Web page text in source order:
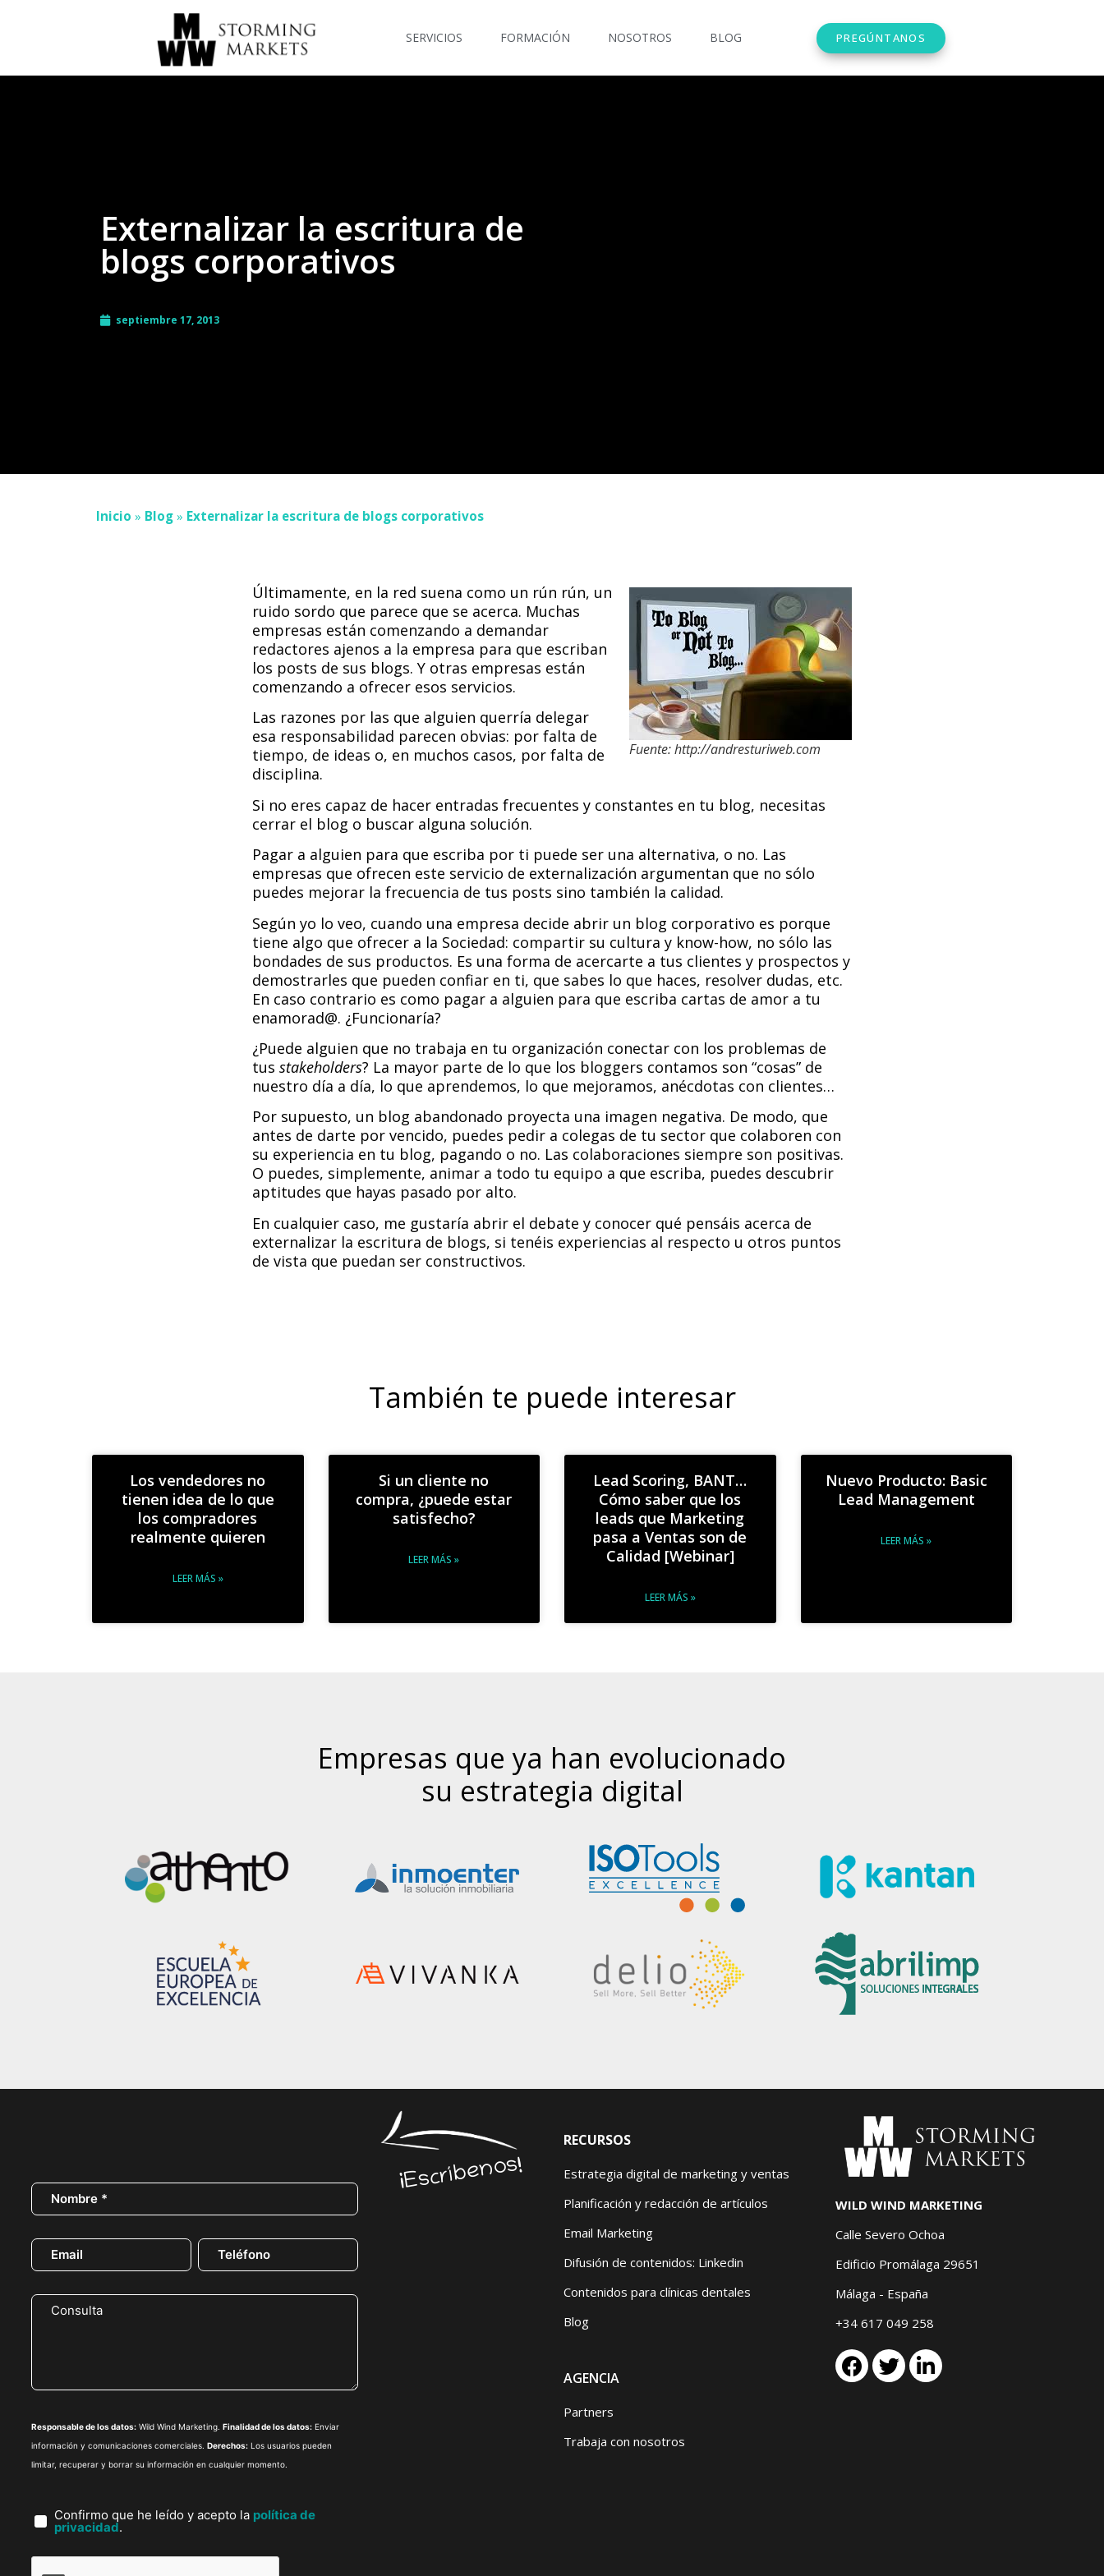
SERVICIOS FORMACIÓN NOSOTROS BLOG PREGÚNTANOS
Externalizar la escritura de
blogs corporativos
septiembre 17, 2013
Inicio » Blog » Externalizar la escritura de blogs corporativos
Fuente: http://andresturiweb.com
Últimamente, en la red suena como un rún rún, un
ruido sordo que parece que se acerca. Muchas
empresas están comenzando a demandar
redactores ajenos a la empresa para que escriban
los posts de sus blogs. Y otras empresas están
comenzando a ofrecer esos servicios.
Las razones por las que alguien querría delegar
esa responsabilidad parecen obvias: por falta de
tiempo, de ideas o, en muchos casos, por falta de
disciplina.
Si no eres capaz de hacer entradas frecuentes y constantes en tu blog, necesitas
cerrar el blog o buscar alguna solución.
Pagar a alguien para que escriba por ti puede ser una alternativa, o no. Las
empresas que ofrecen este servicio de externalización argumentan que no sólo
puedes mejorar la frecuencia de tus posts sino también la calidad.
Según yo lo veo, cuando una empresa decide abrir un blog corporativo es porque
tiene algo que ofrecer a la Sociedad: compartir su cultura y know-how, no sólo las
bondades de sus productos. Es una forma de acercarte a tus clientes y prospectos y
demostrarles que pueden confiar en ti, que sabes lo que haces, resolver dudas, etc.
En caso contrario es como pagar a alguien para que escriba cartas de amor a tu
enamorad@. ¿Funcionaría?
¿Puede alguien que no trabaja en tu organización conectar con los problemas de
tus stakeholders? La mayor parte de lo que los bloggers contamos son “cosas” de
nuestro día a día, lo que aprendemos, lo que mejoramos, anécdotas con clientes…
Por supuesto, un blog abandonado proyecta una imagen negativa. De modo, que
antes de darte por vencido, puedes pedir a colegas de tu sector que colaboren con
su experiencia en tu blog, pagando o no. Las colaboraciones siempre son positivas.
O puedes, simplemente, animar a todo tu equipo a que escriba, puedes descubrir
aptitudes que hayas pasado por alto.
En cualquier caso, me gustaría abrir el debate y conocer qué pensáis acerca de
externalizar la escritura de blogs, si tenéis experiencias al respecto u otros puntos
de vista que puedan ser constructivos.
También te puede interesar
Los vendedores no
tienen idea de lo que
los compradores
realmente quieren
LEER MÁS »
Si un cliente no
compra, ¿puede estar
satisfecho?
LEER MÁS »
Lead Scoring, BANT…
Cómo saber que los
leads que Marketing
pasa a Ventas son de
Calidad [Webinar]
LEER MÁS »
Nuevo Producto: Basic
Lead Management
LEER MÁS »
Empresas que ya han evolucionado
su estrategia digital
Responsable de los datos: Wild Wind Marketing. Finalidad de los datos: Enviar
información y comunicaciones comerciales. Derechos: Los usuarios pueden
limitar, recuperar y borrar su información en cualquier momento.
Confirmo que he leído y acepto la política de
privacidad.
¡Escríbenos!
RECURSOS
Estrategia digital de marketing y ventas
Planificación y redacción de artículos
Email Marketing
Difusión de contenidos: Linkedin
Contenidos para clínicas dentales
Blog
AGENCIA
Partners
Trabaja con nosotros
WILD WIND MARKETING
Calle Severo Ochoa
Edificio Promálaga 29651
Málaga - España
+34 617 049 258